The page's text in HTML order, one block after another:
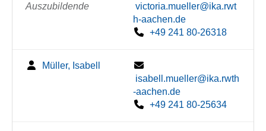
Auszubildende
victoria.mueller@ika.rwt
h-aachen.de
+49 241 80-26318
Müller, Isabell
isabell.mueller@ika.rwth
-aachen.de
+49 241 80-25634